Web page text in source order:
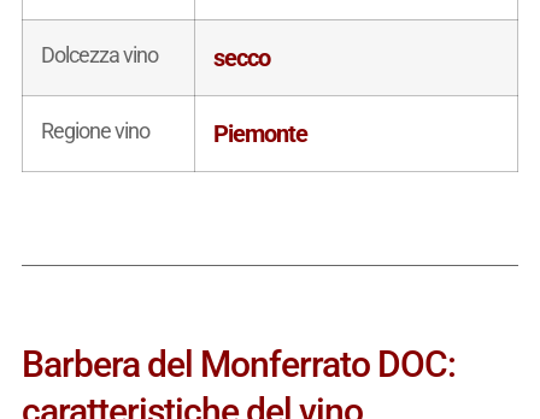
Dolcezza vino secco
Regione vino Piemonte
Barbera del Monferrato DOC: